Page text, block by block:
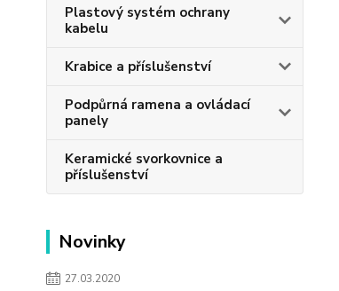
Plastový systém ochrany
kabelu
Krabice a příslušenství
Podpůrná ramena a ovládací
panely
Keramické svorkovnice a
příslušenství
Novinky
27.03.2020